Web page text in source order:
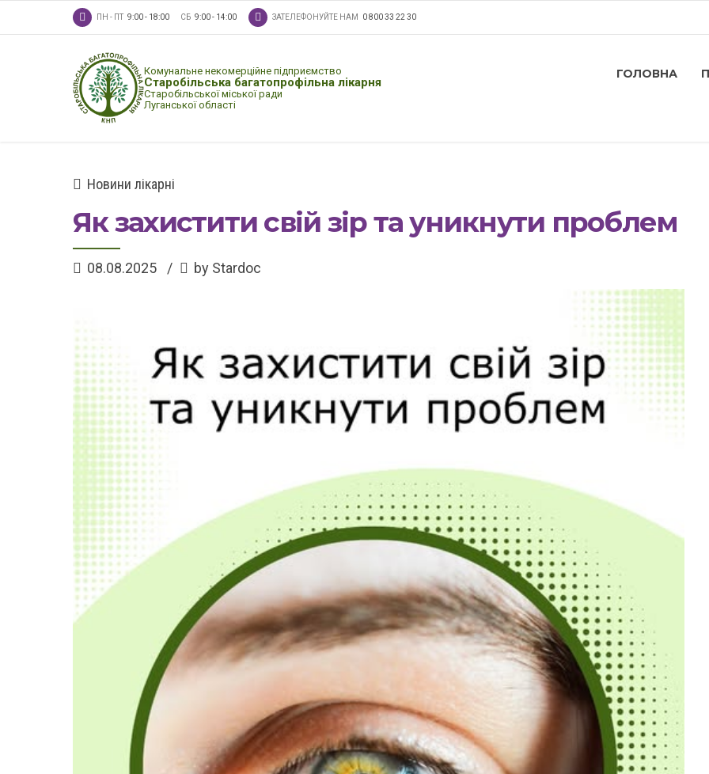
ПН - ПТ 9:00 - 18:00 СБ 9:00 - 14:00 ЗАТЕЛЕФОНУЙТЕ НАМ 0 800 33 22 30
Комунальне некомерційне підприємство
Старобільська багатопрофільна лікарня
Старобільської міської ради
Луганської області
ГОЛОВНА
Новини лікарні
Як захистити свій зір та уникнути проблем
08.08.2025 by Stardoc